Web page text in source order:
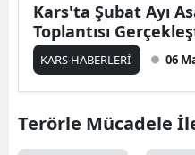
Kars'ta Şubat Ayı
Toplantısı
KARS HABERLERİ 06
Terörle Mücadele